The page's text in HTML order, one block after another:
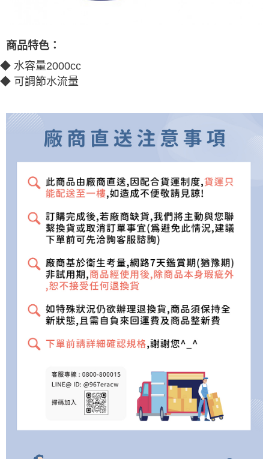
https://aftee.tw/terms/#terms3
３．未成年的使用者請事先徵得法定代理人或監護人之同意方可使用
「AFTEE先享後付」，若未經同意申辦者引起之損失，本公司不負相關責
任。
請求用戶進行身份認證。
５．嚴禁一人註冊多個帳號或使用他人資訊註冊。若發現惡意使用之情形，
恩沛科技股份有限公司將有權停止該用戶之使用額度並採取法律行動。
商品特色：
◆ 水容量2000cc
◆ 可調節水流量